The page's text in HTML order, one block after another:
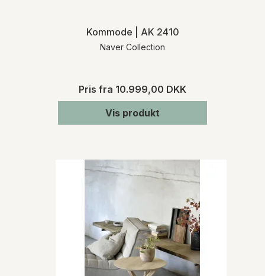
Kommode | AK 2410
Naver Collection
Pris fra 10.999,00 DKK
Vis produkt